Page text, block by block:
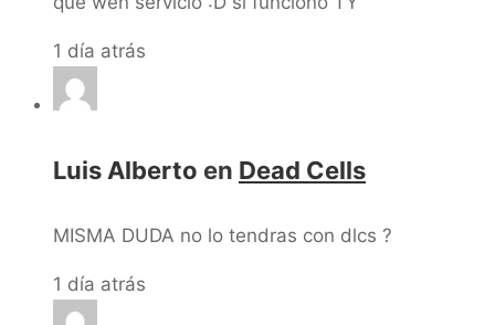
1 día atrás
Luis Alberto en Dead Cells
MISMA DUDA no lo tendras con dlcs ?
1 día atrás